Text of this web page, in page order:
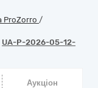
ProZorro /
UA-P-2026-05-12-
Аукціон